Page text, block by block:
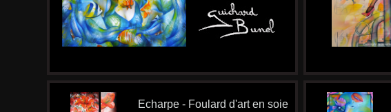
Echarpe - Foulard d'art en soie